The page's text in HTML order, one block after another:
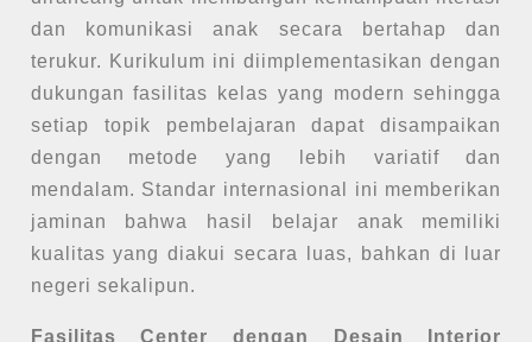
dan komunikasi anak secara bertahap dan
terukur. Kurikulum ini diimplementasikan dengan
dukungan fasilitas kelas yang modern sehingga
setiap topik pembelajaran dapat disampaikan
dengan metode yang lebih variatif dan
mendalam. Standar internasional ini memberikan
jaminan bahwa hasil belajar anak memiliki
kualitas yang diakui secara luas, bahkan di luar
negeri sekalipun.
Fasilitas Center dengan Desain Interior